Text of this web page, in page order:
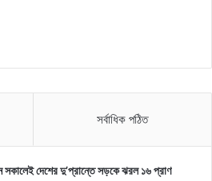
সর্বাধিক পঠিত
সকালেই দেশের দু’প্রান্তে সড়কে ঝরল ১৬ প্রাণ